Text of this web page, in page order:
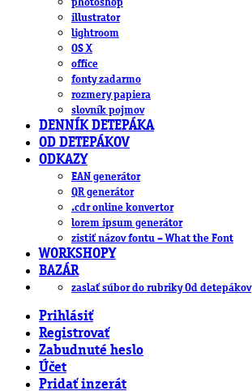
photoshop
illustrator
lightroom
OS X
office
fonty zadarmo
rozmery papiera
slovník pojmov
DENNÍK DETEPÁKA
OD DETEPÁKOV
ODKAZY
EAN generátor
QR generátor
.cdr online konvertor
lorem ipsum generátor
zistiť názov fontu – What the Font
WORKSHOPY
BAZÁR
zaslať súbor do rubriky Od detepákov
Prihlásiť
Registrovať
Zabudnuté heslo
Účet
Pridať inzerát